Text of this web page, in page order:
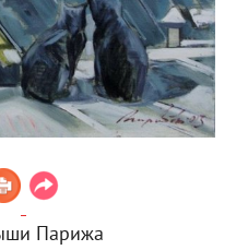
Парижа